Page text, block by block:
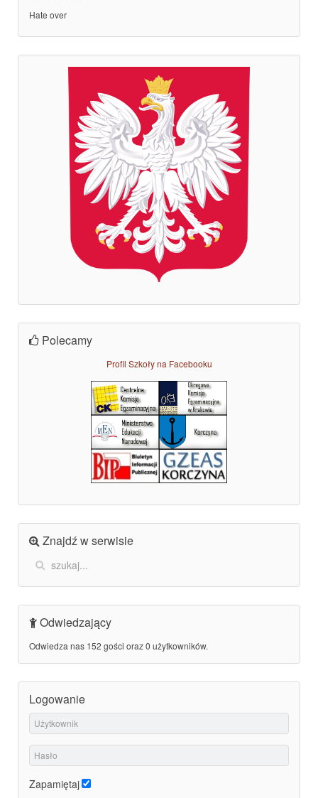
Hate over
Polecamy
Profil Szkoły na Facebooku
Znajdź w serwisie
Odwiedzający
Odwiedza nas 152 gości oraz 0 użytkowników.
Logowanie
Zapamiętaj